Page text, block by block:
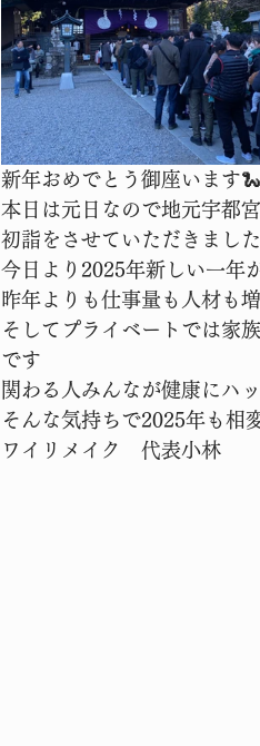
新年おめでとう御座います🐍
本日は元日なので地元宇都
初詣をさせていただきました
今日より2025年新しい一年
昨年よりも仕事量も人材も
そしてプライベートでは家
です
関わる人みんなが健康にハ
そんな気持ちで2025年も相
ワイリメイク　代表小林